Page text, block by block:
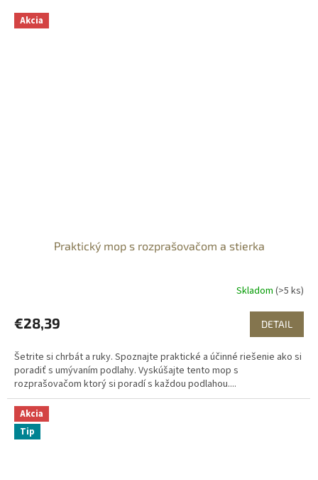
Akcia
Praktický mop s rozprašovačom a stierka
Skladom (>5 ks)
€28,39 DETAIL
Šetrite si chrbát a ruky. Spoznajte praktické a účinné riešenie ako si
poradiť s umývaním podlahy. Vyskúšajte tento mop s
rozprašovačom ktorý si poradí s každou podlahou....
Akcia
Tip